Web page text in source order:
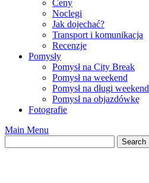
Ceny
Noclegi
Jak dojechać?
Transport i komunikacja
Recenzje
Pomysły
Pomysł na City Break
Pomysł na weekend
Pomysł na długi weekend
Pomysł na objazdówkę
Fotografie
Main Menu